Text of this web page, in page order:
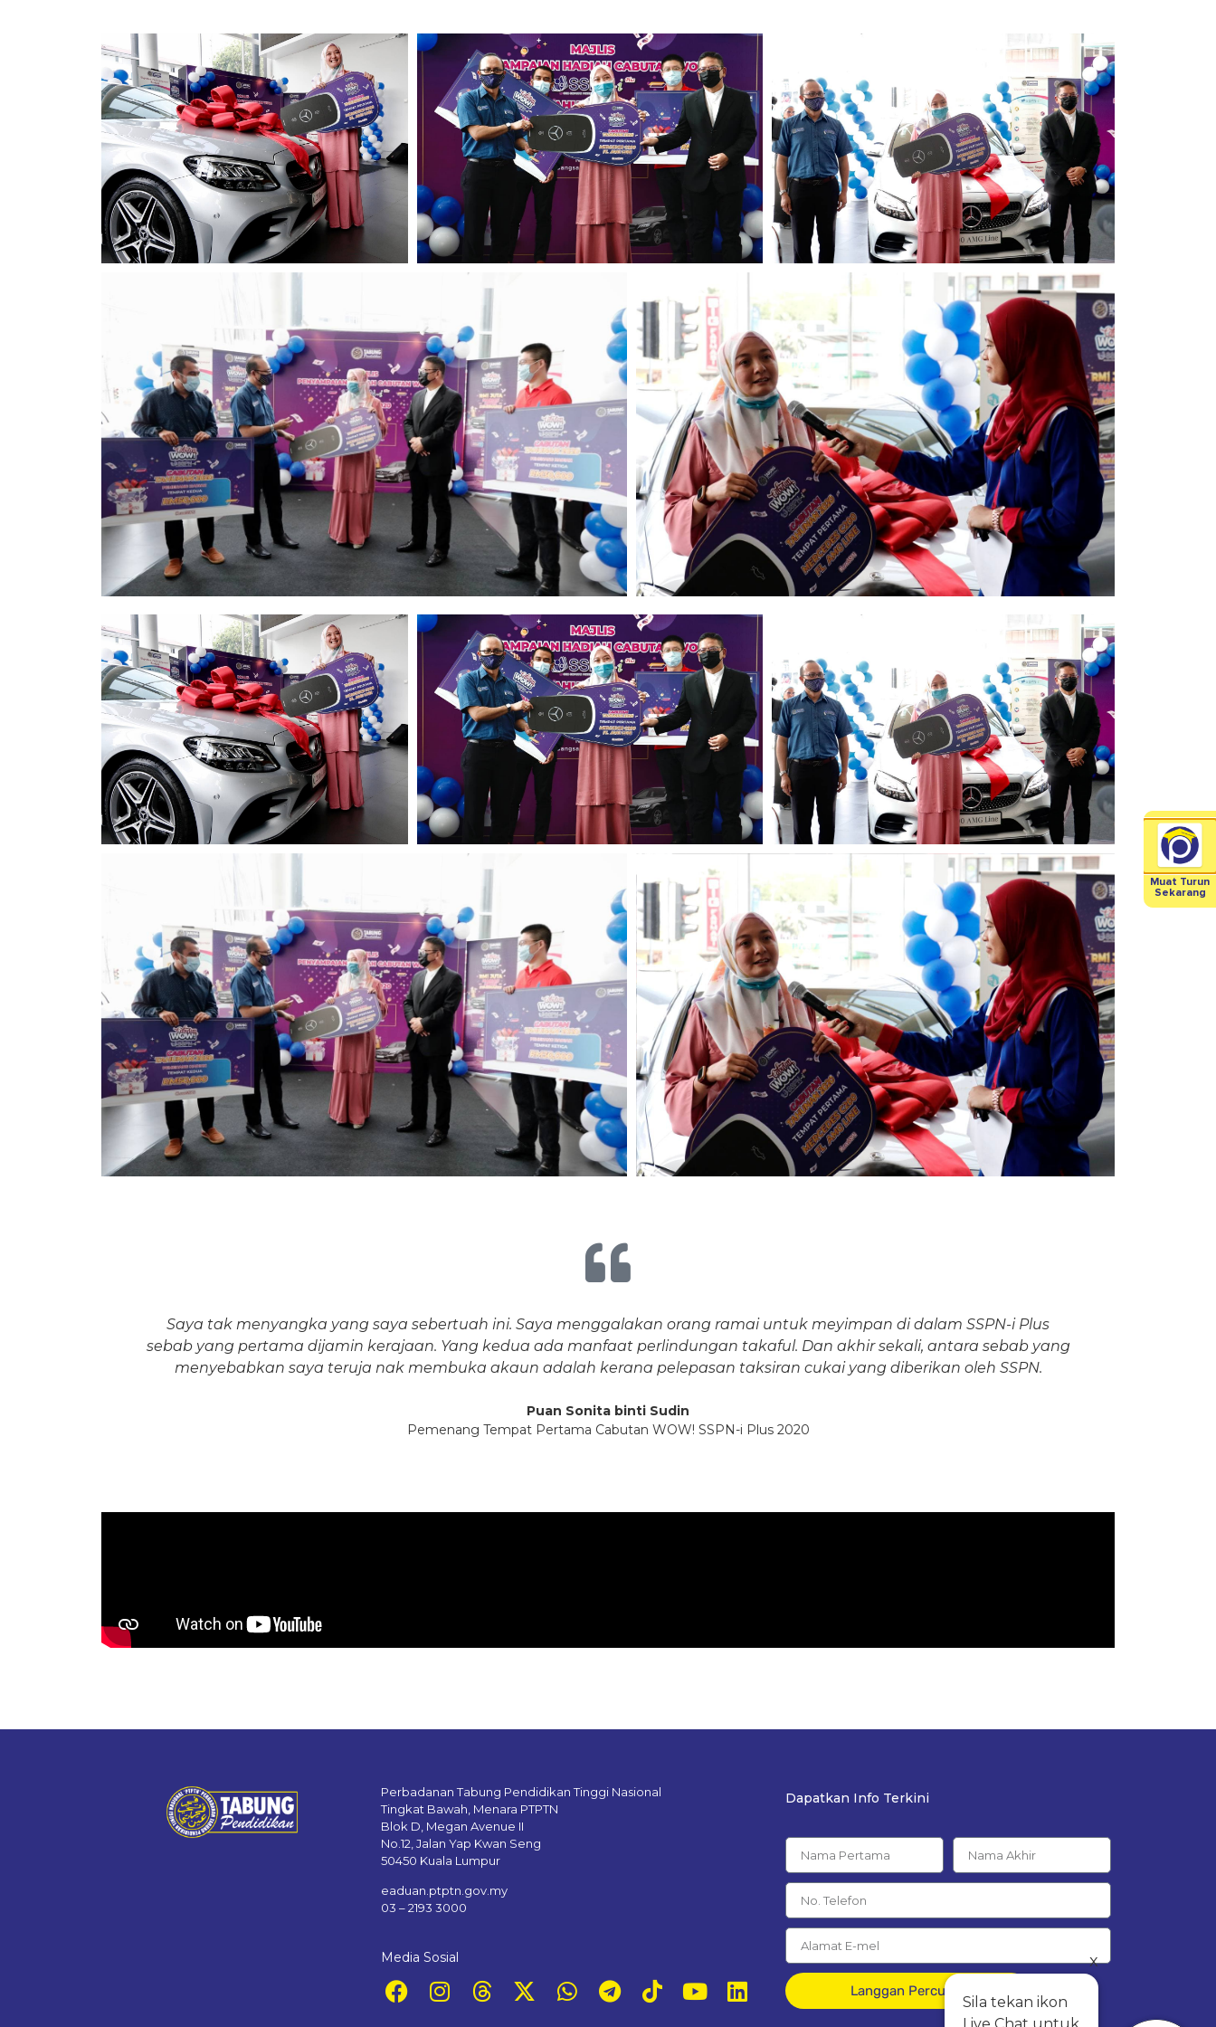
x
Sila tekan ikon
Saya tak menyangka yang saya sebertuah ini. Saya menggalakan orang ramai untuk meyimpan di dalam SSPN-i Plus
sebab yang pertama dijamin kerajaan. Yang kedua ada manfaat perlindungan takaful. Dan akhir sekali, antara sebab yang
menyebabkan saya teruja nak membuka akaun adalah kerana pelepasan taksiran cukai yang diberikan oleh SSPN.
Puan Sonita binti Sudin
Pemenang Tempat Pertama Cabutan WOW! SSPN-i Plus 2020
Perbadanan Tabung Pendidikan Tinggi Nasional
Tingkat Bawah, Menara PTPTN
Blok D, Megan Avenue II
No.12, Jalan Yap Kwan Seng
50450 Kuala Lumpur
eaduan.ptptn.gov.my
03 – 2193 3000
Media Sosial
Dapatkan Info Terkini
Langgan Percuma
Muat Turun
Sekarang